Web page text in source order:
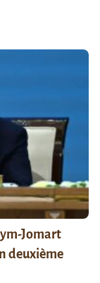
Jomart
deuxième